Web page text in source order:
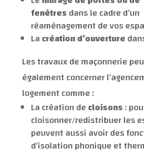
fenêtresdans le cadre d’un
réaménagement de vos
Lacréation d’ouverture
Les travaux de maçonnerie
également concerner
logement comme :
La création decloisons:
cloisonner/redistribuer les
peuvent aussi avoir des
d’isolation phonique et